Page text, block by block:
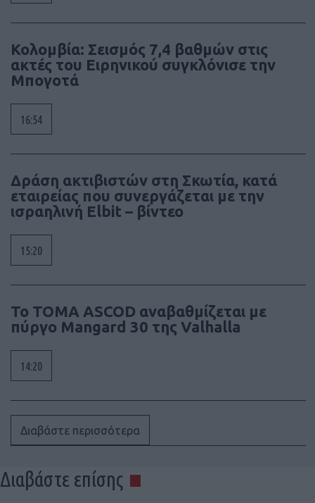
Κολομβία: Σεισμός 7,4 βαθμών στις
ακτές του Ειρηνικού συγκλόνισε την
Μπογοτά
16:54
Δράση ακτιβιστών στη Σκωτία, κατά
εταιρείας που συνεργάζεται με την
ισραηλινή Elbit – βίντεο
15:20
Το ΤΟΜΑ ASCOD αναβαθμίζεται με
πύργο Mangard 30 της Valhalla
14:20
Διαβάστε περισσότερα
Διαβάστε επίσης